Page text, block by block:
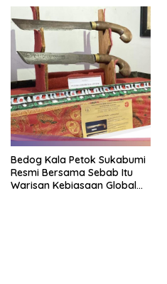
Bedog Kala Petok Sukabumi
Resmi Bersama Sebab Itu
Warisan Kebiasaan Global